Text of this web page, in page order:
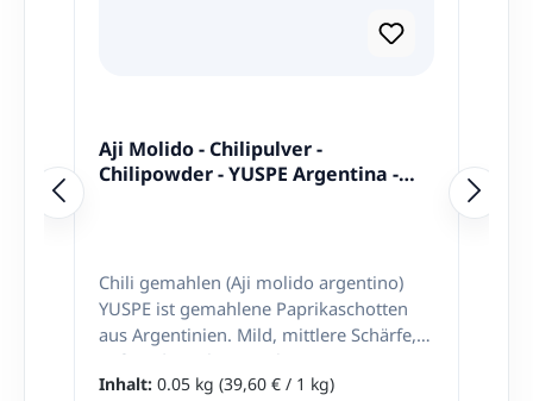
Aji Molido - Chilipulver -
Chilipowder - YUSPE Argentina -
Chili gemahlen (Aji molido argentino)
YUSPE ist gemahlene Paprikaschotten
aus Argentinien. Mild, mittlere Schärfe,
Süß und Früchtig Marke: YUSPE
Zutaten: Gemahlener Chili 95%, Natrium
Inhalt: 0.05 kg (39,60 € / 1 kg)